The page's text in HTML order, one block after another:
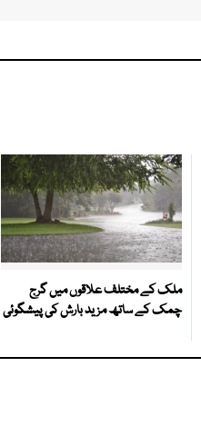
ملک کے مختلف علاقوں میں گرج
چمک کے ساتھ مزید بارش کی پیشگوئی